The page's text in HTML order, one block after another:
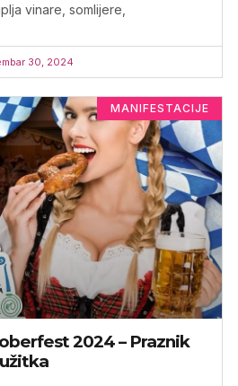
vinare, somlijere,
30, 2024
MANIFESTACIJE
2024 – Praznik